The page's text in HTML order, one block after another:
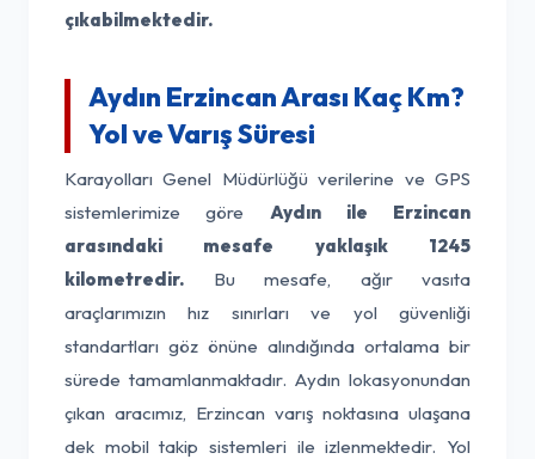
çıkabilmektedir.
Aydın Erzincan Arası Kaç Km?
Yol ve Varış Süresi
Karayolları Genel Müdürlüğü verilerine ve GPS
sistemlerimize göre Aydın ile Erzincan
arasındaki mesafe yaklaşık 1245
kilometredir. Bu mesafe, ağır vasıta
araçlarımızın hız sınırları ve yol güvenliği
standartları göz önüne alındığında ortalama bir
sürede tamamlanmaktadır. Aydın lokasyonundan
çıkan aracımız, Erzincan varış noktasına ulaşana
dek mobil takip sistemleri ile izlenmektedir. Yol